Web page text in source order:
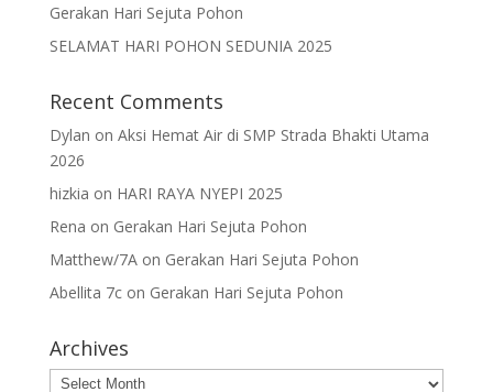
Gerakan Hari Sejuta Pohon
SELAMAT HARI POHON SEDUNIA 2025
Recent Comments
Dylan on Aksi Hemat Air di SMP Strada Bhakti Utama
2026
hizkia on HARI RAYA NYEPI 2025
Rena on Gerakan Hari Sejuta Pohon
Matthew/7Aon Gerakan Hari Sejuta Pohon
Abellita 7con Gerakan Hari Sejuta Pohon
Archives
Archives